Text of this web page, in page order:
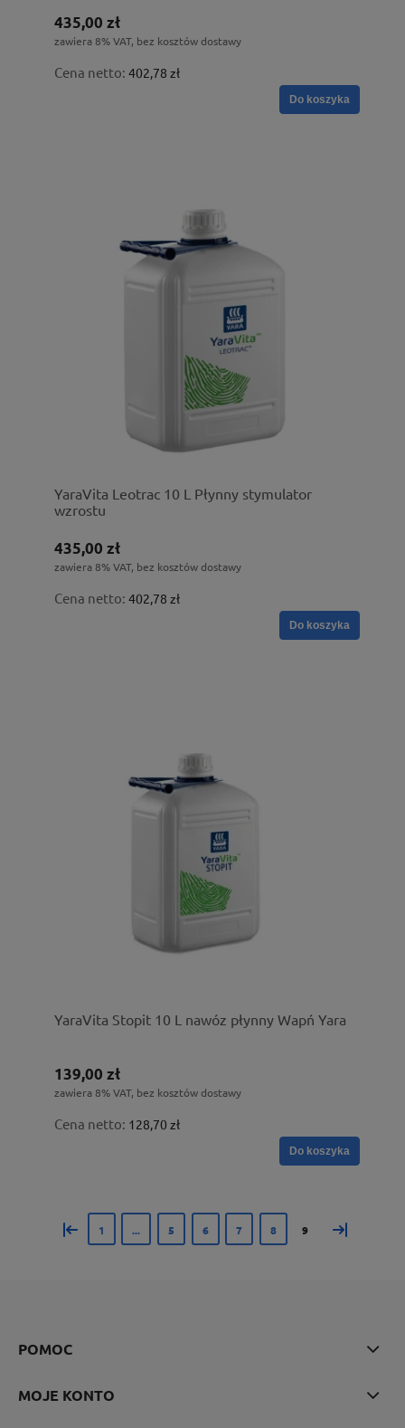
435,00 zł
zawiera 8% VAT, bez kosztów dostawy
Cena netto: 402,78 zł
Do koszyka
YaraVita Leotrac 10 L Płynny stymulator
wzrostu
435,00 zł
zawiera 8% VAT, bez kosztów dostawy
Cena netto: 402,78 zł
Do koszyka
YaraVita Stopit 10 L nawóz płynny Wapń Yara
139,00 zł
zawiera 8% VAT, bez kosztów dostawy
Cena netto: 128,70 zł
Do koszyka
« 1 ... 5 6 7 8 9 »
POMOC
MOJE KONTO